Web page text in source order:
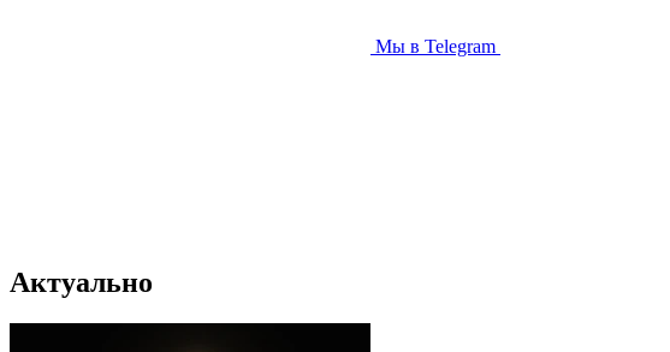
Мы в Telegram
Актуально